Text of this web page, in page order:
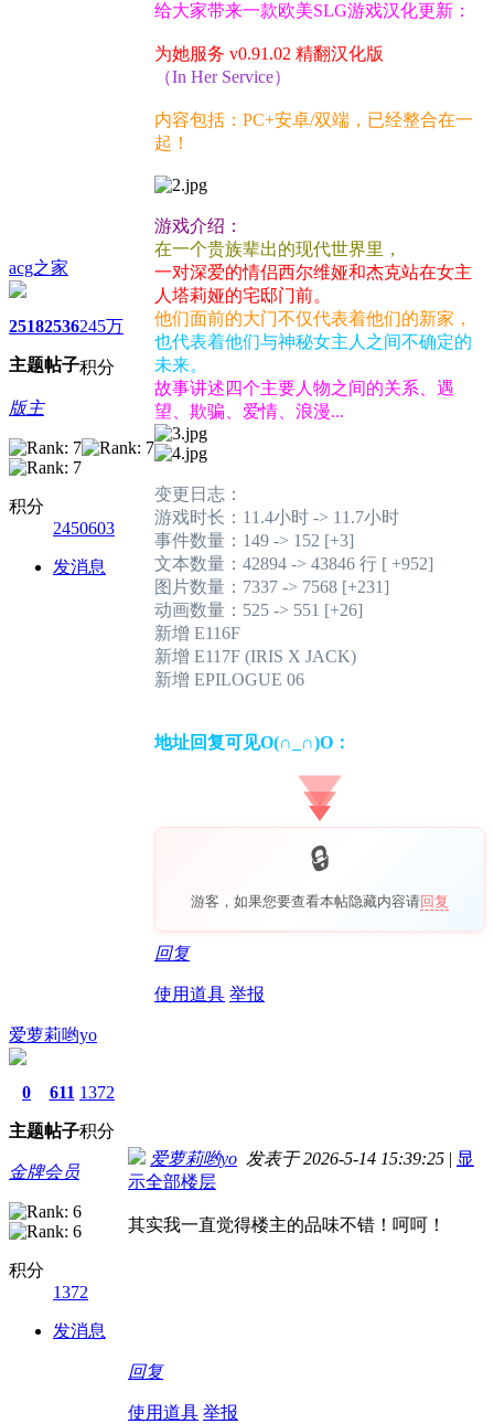
acg之家
2518
主题
2536
帖子
245万
积分
版主
积分
2450603
发消息
给大家带来一款欧美SLG游戏汉化更新：
为她服务 v0.91.02 精翻汉化版
（In Her Service）
内容包括：PC+安卓/双端，已经整合在一
起！
游戏介绍：
在一个贵族辈出的现代世界里，
一对深爱的情侣西尔维娅和杰克站在女主
人塔莉娅的宅邸门前。
他们面前的大门不仅代表着他们的新家，
也代表着他们与神秘女主人之间不确定的
未来。
故事讲述四个主要人物之间的关系、遇
望、欺骗、爱情、浪漫...
变更日志：
游戏时长：11.4小时 -> 11.7小时
事件数量：149 -> 152 [+3]
文本数量：42894 -> 43846 行 [ +952]
图片数量：7337 -> 7568 [+231]
动画数量：525 -> 551 [+26]
新增 E116F
新增 E117F (IRIS X JACK)
新增 EPILOGUE 06
地址回复可见O(∩_∩)O：
游客，如果您要查看本帖隐藏内容请回复
回复
使用道具 举报
爱萝莉哟yo
0
主题
611
帖子
1372
积分
金牌会员
积分
1372
发消息
爱萝莉哟yo 发表于 2026-5-14 15:39:25 | 显
示全部楼层
其实我一直觉得楼主的品味不错！呵呵！
回复
使用道具 举报